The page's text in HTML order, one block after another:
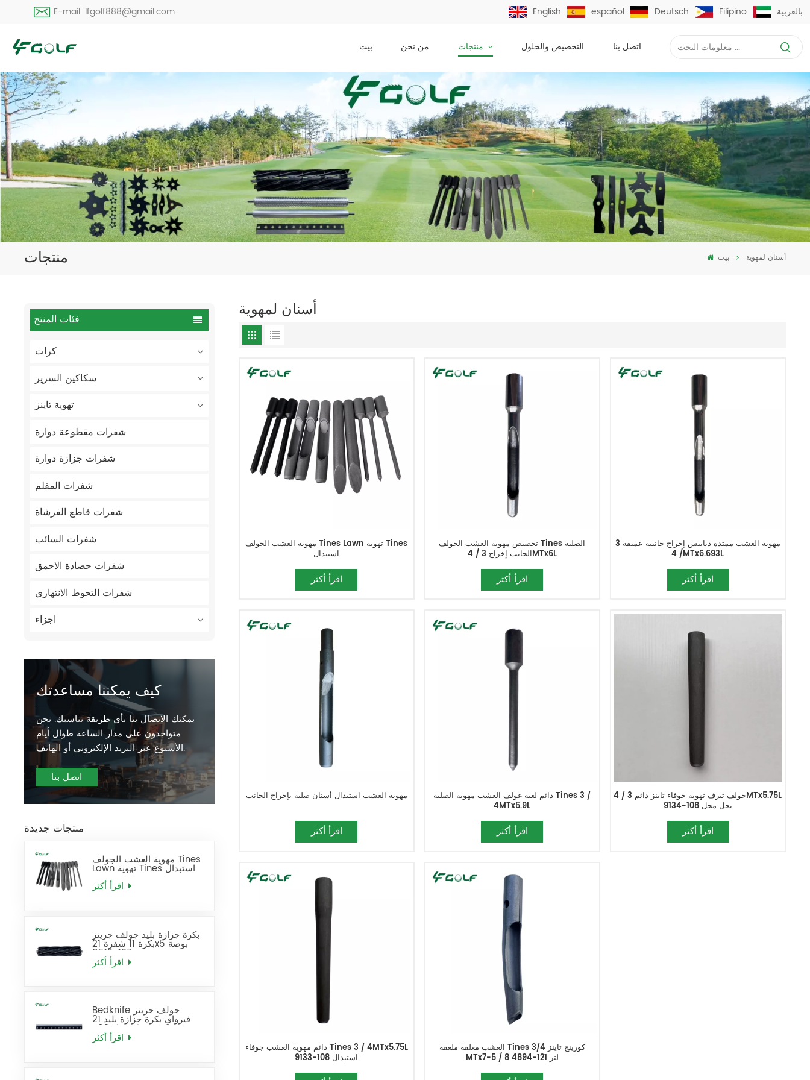
E-mail: lfgolf888@gmail.com English español Deutsch Filipino بالعربية
بيت من نحن التخصيص والحلول اتصل بنا
منتجات بيت أسنان لمهوية
فئات المنتج
كرات
سكاكين السرير
تهوية تاينز
شفرات مقطوعة دوارة
شفرات جزازة دوارة
شفرات المقلم
شفرات قاطع الفرشاة
شفرات السائب
شفرات حصادة الاحمق
شفرات التحوط الانتهازي
اجزاء
كيف يمكننا مساعدتك
يمكنك الاتصال بنا بأي طريقة تناسبك. نحن
متواجدون على مدار الساعة طوال أيام
الأسبوع عبر البريد الإلكتروني أو الهاتف.
اتصل بنا
منتجات جديدة
مهوية العشب الجولف Tines
Lawn تهوية Tines استبدال
بكرة جزازة بليد جولف جرينز
بكرة 11 شفرة 21x5 بوصة
137-8512
Bedknife جولف جرينز
فيرواي بكرة جزازة بليد 21
4262
أسنان لمهوية
مهوية العشب الجولف Tines Lawn تهوية Tines
استبدال
اقرأ أكثر
تخصيص مهوية العشب الجولف Tines الصلبة
الجانب إخراج 3 / 4MTx6L
اقرأ أكثر
مهوية العشب ممتدة دبابيس إخراج جانبية عميقة 3
/ 4MTx6.693L
اقرأ أكثر
مهوية العشب استبدال أسنان صلبة بإخراج الجانب
اقرأ أكثر
دائم لعبة غولف العشب مهوية الصلبة Tines 3 /
4MTx5.9L
اقرأ أكثر
جولف تيرف تهوية جوفاء تاينز دائم 3 / 4MTx5.75L
يحل محل 108-9134
اقرأ أكثر
دائم مهوية العشب جوفاء Tines 3 / 4MTx5.75L
استبدال 108-9133
العشب مغلقة ملعقة Tines كورينج تاينز 3/4
MTx7-5 / 8 لتر 121-4894